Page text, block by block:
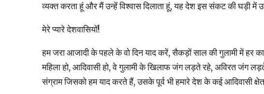
व्‍यक्‍त करता हूं और मैं उन्‍हें विश्‍वास दिलाता हूं, यह देश इस संकट की घड़ी
मेरे प्‍यारे देशवासियों!
हम जरा आजादी के पहले के वो दिन याद करें, सैकड़ों साल की गुलामी में हर
महिला हो, आदिवासी हो, वे गुलामी के खिलाफ जंग लड़ते रहे, अविरत जंग
संग्राम जिसको हम याद करते हैं, उसके पूर्व भी हमारे देश के कई आदिवासी